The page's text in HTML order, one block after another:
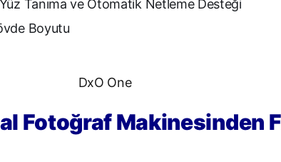
Tanıma ve Otomatik Netleme Desteği
Boyutu
Fotoğraf Makinesinden